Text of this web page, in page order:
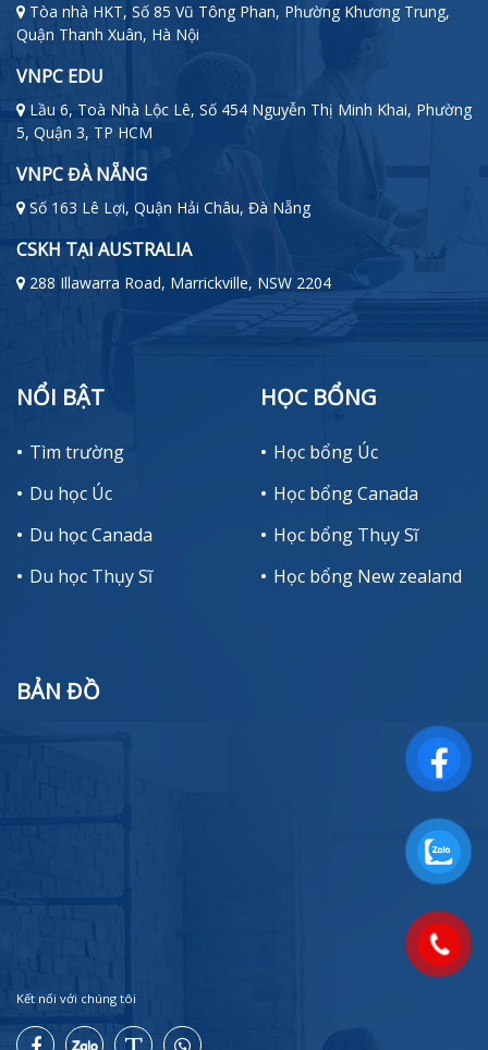
Tòa nhà HKT, Số 85 Vũ Tông Phan, Phường Khương Trung,
Quận Thanh Xuân, Hà Nội
VNPC EDU
Lầu 6, Toà Nhà Lộc Lê, Số 454 Nguyễn Thị Minh Khai, Phường
5, Quận 3, TP HCM
VNPC ĐÀ NẴNG
Số 163 Lê Lợi, Quận Hải Châu, Đà Nẵng
CSKH TẠI AUSTRALIA
288 Illawarra Road, Marrickville, NSW 2204
NỔI BẬT
Tìm trường
Du học Úc
Du học Canada
Du học Thụy Sĩ
HỌC BỔNG
Học bổng Úc
Học bổng Canada
Học bổng Thụy Sĩ
Học bổng New zealand
BẢN ĐỒ
Kết nối với chúng tôi